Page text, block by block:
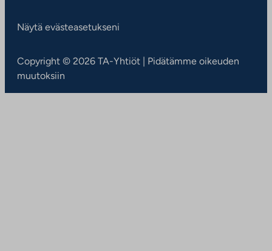
Näytä evästeasetukseni
Copyright © 2026 TA-Yhtiöt | Pidätämme oikeuden
muutoksiin